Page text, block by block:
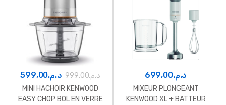
د.م.599,00 د.م.999,00
MINI HACHOIR KENWOOD
EASY CHOP BOL EN VERRE
د.م.699,00
MIXEUR PLONGEANT
KENWOOD XL + BATTEUR